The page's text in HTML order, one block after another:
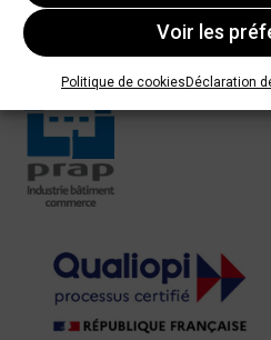
Voir les
Politique de cookiesDéclaration